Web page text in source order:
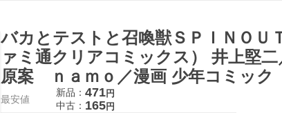
バカとテストと召喚獣ＳＰＩＮＯ
ァミ通クリアコミックス） 井上堅
原案 ｎａｍｏ／漫画 少年コミック
最安値
新品： 471円
中古： 165円